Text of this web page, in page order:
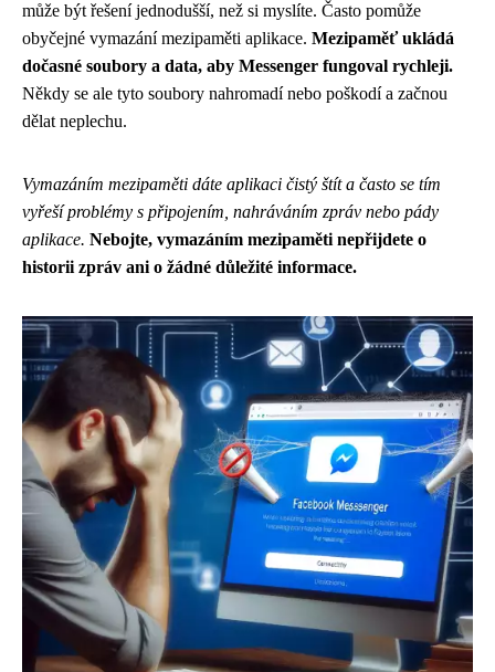
může být řešení jednodušší, než si myslíte. Často pomůže
obyčejné vymazání mezipaměti aplikace. Mezipaměť ukládá
dočasné soubory a data, aby Messenger fungoval rychleji.
Někdy se ale tyto soubory nahromadí nebo poškodí a začnou
dělat neplechu.
Vymazáním mezipaměti dáte aplikaci čistý štít a často se tím
vyřeší problémy s připojením, nahráváním zpráv nebo pády
aplikace. Nebojte, vymazáním mezipaměti nepřijdete o
historii zpráv ani o žádné důležité informace.